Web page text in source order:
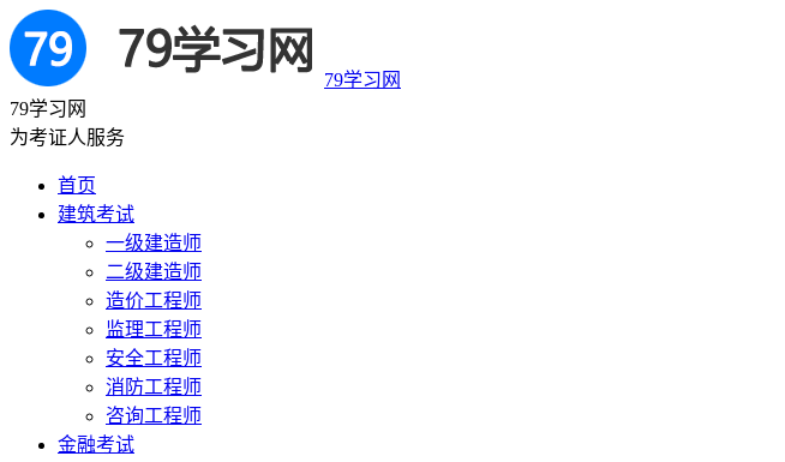
79学习网
79学习网
为考证人服务
首页
建筑考试
一级建造师
二级建造师
造价工程师
监理工程师
安全工程师
消防工程师
咨询工程师
金融考试